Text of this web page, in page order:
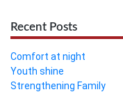
Recent Posts
Comfort at night
Youth shine
Strengthening Family